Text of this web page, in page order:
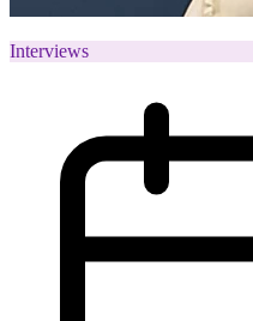
Interviews